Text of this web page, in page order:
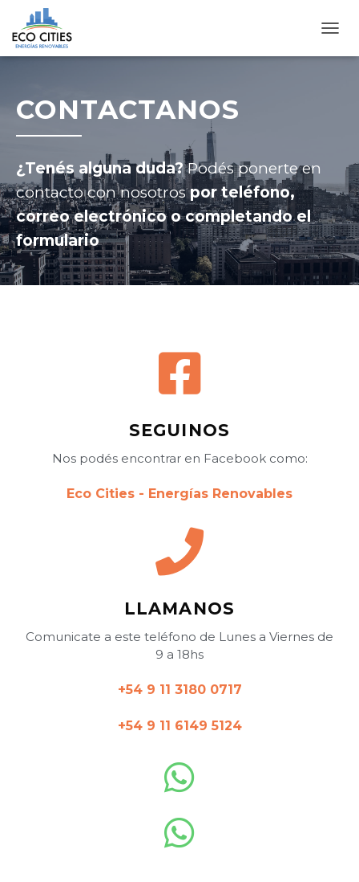
A
O
D
E
N
A
E
CONTACTANOS
¿Tenés alguna duda?Podés ponerte en
contacto con nosotrospor teléfono,
correo electrónico o completando el
formulario
SEGUINOS
Nos podés encontrar en Facebook como:
Eco Cities - Energías Renovables
LLAMANOS
Comunicate a este teléfono de Lunes a Viernes de
9 a 18hs
+54 9 11 3180 0717
+54 9 11 6149 5124